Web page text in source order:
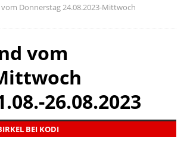
Hans im Glück – Es geht auch 2026 weiter!
Gast von Hendrikje Balsmeyer
Produkten – Spagat zwischen Sicherheit und
für Groß und Klein
Donnerstag 24.08.2023-Mittwoch
vom
26.08.2023
BEI KODI